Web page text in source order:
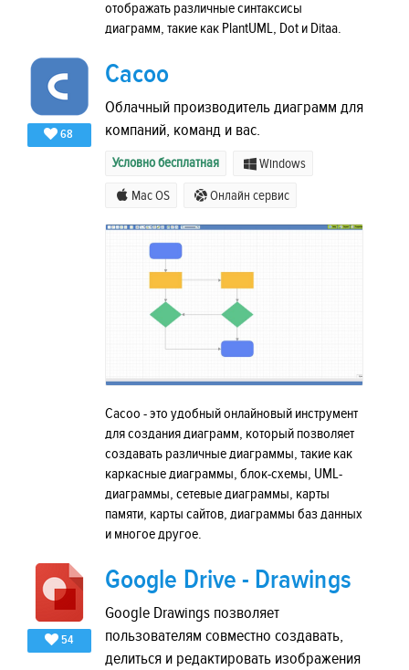
отображать различные синтаксисы
диаграмм, такие как PlantUML, Dot и Ditaa.
68
Cacoo
Облачный производитель диаграмм для
компаний, команд и вас.
Условно бесплатная Windows
Mac OS Онлайн сервис
Cacoo - это удобный онлайновый инструмент
для создания диаграмм, который позволяет
создавать различные диаграммы, такие как
каркасные диаграммы, блок-схемы, UML-
диаграммы, сетевые диаграммы, карты
памяти, карты сайтов, диаграммы баз данных
и многое другое.
54
Google Drive - Drawings
Google Drawings позволяет
пользователям совместно создавать,
делиться и редактировать изображения